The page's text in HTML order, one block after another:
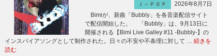
Ｊ－ＰＯＰ
2026年8月7日
Bimiが、新曲「Bubbly」を各音楽配信サイト
で配信開始した。 「Bubbly」は、9月13日に
開催される【Bimi Live Galley #11 -Bubbly-】の
インスパイアソングとして制作された。日々の不安や不条理に対して … 続きを
読む